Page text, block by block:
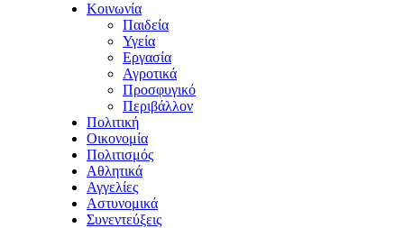
Κοινωνία
Παιδεία
Υγεία
Εργασία
Αγροτικά
Προσφυγικό
Περιβάλλον
Πολιτική
Οικονομία
Πολιτισμός
Αθλητικά
Αγγελίες
Αστυνομικά
Συνεντεύξεις